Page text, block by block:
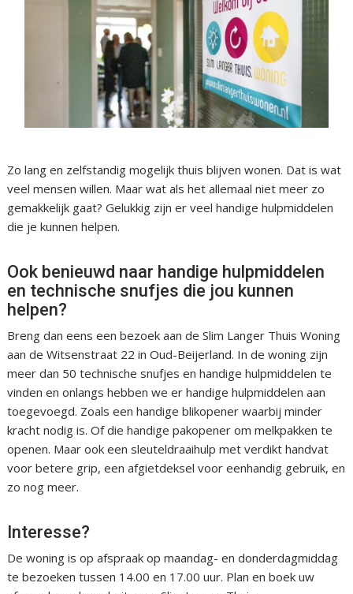
Zo lang en zelfstandig mogelijk thuis blijven wonen. Dat is wat
veel mensen willen. Maar wat als het allemaal niet meer zo
gemakkelijk gaat? Gelukkig zijn er veel handige hulpmiddelen
die je kunnen helpen.
Ook benieuwd naar handige hulpmiddelen
en technische snufjes die jou kunnen
helpen?
Breng dan eens een bezoek aan de Slim Langer Thuis Woning
aan de Witsenstraat 22 in Oud-Beijerland. In de woning zijn
meer dan 50 technische snufjes en handige hulpmiddelen te
vinden en onlangs hebben we er handige hulpmiddelen aan
toegevoegd. Zoals een handige blikopener waarbij minder
kracht nodig is. Of die handige pakopener om melkpakken te
openen. Maar ook een sleuteldraaihulp met verdikt handvat
voor betere grip, een afgietdeksel voor eenhandig gebruik, en
zo nog meer.
Interesse?
De woning is op afspraak op maandag- en donderdagmiddag
te bezoeken tussen 14.00 en 17.00 uur. Plan en boek uw